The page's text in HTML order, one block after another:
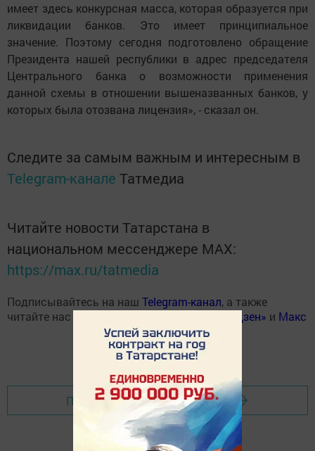
имеет здесь конкурсная масса, которая образуется при
ликвидации банков. Это имеет принципиальное
значение. Поэтому сегодня подготовлено обращение
Президента нашей республики в адрес председателя
Центрального банка о возможности применения
данной схемы в отношении вышеназванных банков, у
которых была отозвана лицензия», - сказал он.
Следите за самым важным и интересным в
Telegram-канале Татмедиа
Читайте новости Татарстана в
национальном мессенджере MАХ:
https://max.ru/tatmedia
Подписывайтесь на наш Telegram-канал, а также
читайте нас
«Дзен» и Макс
Перейти на страницу новости